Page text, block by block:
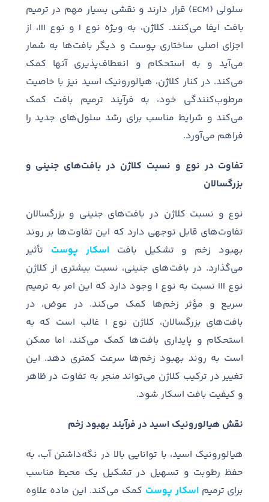
سلولی (ECM)
قرار دارند و نقشی بسیار مهم در ترمیم
بافت ایفا میکنند. کلاژن، به ویژه نوع و نوع
، از
اجزای اصلی ساختاری پوست و دیگر بافتها به شمار
میآید و به استحکام و انعطافپذیری آنها کمک
میکند. در کنار کلاژن، هیالورونیک اسید نیز با خاصیت
مرطوبکنندگی خود، به فرآیند ترمیم بافت کمک
میکند و شرایط مناسب برای رشد سلولهای جدید را
فراهم میآورد.
تفاوت در نوع و نسبت کلاژن در بافت‌های جنینی و
بزرگسالان
نوع و نسبت کلاژن در بافتهای جنینی و بزرگسالان
تفاوتهای قابل توجهی دارد که این تفاوتها بر روند
بهبود زخم و تشکیل بافتاسکار پوست تأثیر
میگذارد. در بافتهای جنینی، نسبت بیشتری از کلاژن
نوع
نسبت به نوع
وجود دارد که این امر به ترمیم
سریع و مؤثر زخمها کمک میکند. در عوض، در
بافتهای بزرگسالان، کلاژن نوع
غالب است که به
استحکام و پایداری بافتها کمک میکند، اما ممکن
است به روند بهبود زخمها سرعت کمتری دهد. این
تغییر در ترکیب کلاژن میتواند منجر به تفاوت در ظاهر
و کیفیت بافت اسکار شود.
نقش هیالورونیک اسید در فرآیند بهبود زخم
هیالورونیک اسید، با توانایی بالا در نگهداشتن آب، به
حفظ رطوبت و تسهیل در تشکیل یک محیط مناسب
برای ترمیماسکار پوست کمک میکند. این ماده علاوه